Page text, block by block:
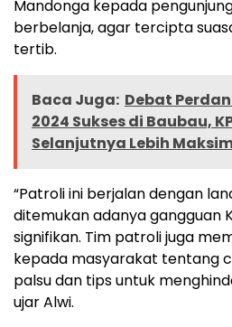
Mandonga kepada
berbelanja, agar tercipta
tertib.
Baca Juga: Debat
2024 Sukses di Baubau,
Selanjutnya Lebih
“Patroli ini berjalan dengan
ditemukan adanya gangguan
signifikan. Tim patroli juga
kepada masyarakat tentang
palsu dan tips untuk
ujar Alwi.